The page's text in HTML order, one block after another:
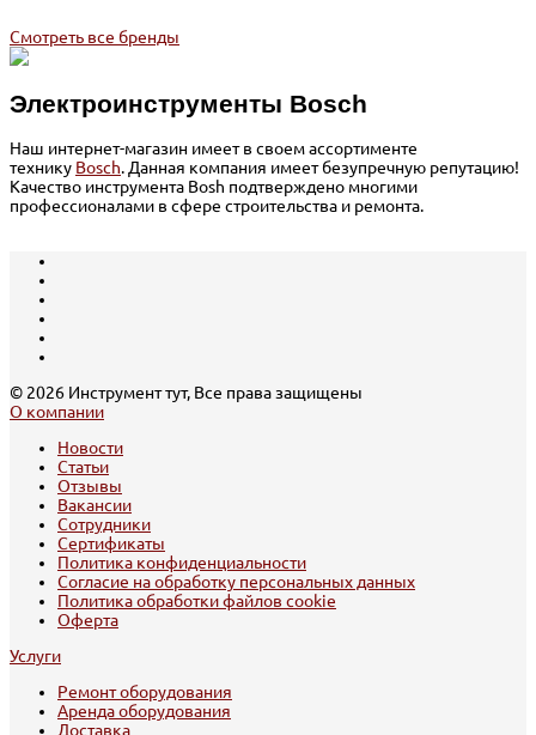
Смотреть все бренды
Электроинструменты Bosch
Наш интернет-магазин имеет в своем ассортименте
технику Bosch. Данная компания имеет безупречную репутацию!
Качество инструмента Bosh подтверждено многими
профессионалами в сфере строительства и ремонта.
© 2026 Инструмент тут, Все права защищены
О компании
Новости
Статьи
Отзывы
Вакансии
Сотрудники
Сертификаты
Политика конфиденциальности
Согласие на обработку персональных данных
Политика обработки файлов cookie
Оферта
Услуги
Ремонт оборудования
Аренда оборудования
Доставка